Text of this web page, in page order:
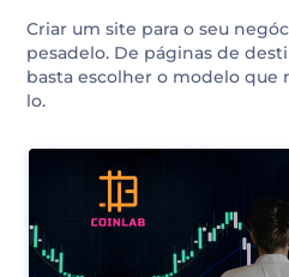
Criar um site para o seu
pesadelo. De páginas de
basta escolher o modelo que
lo.